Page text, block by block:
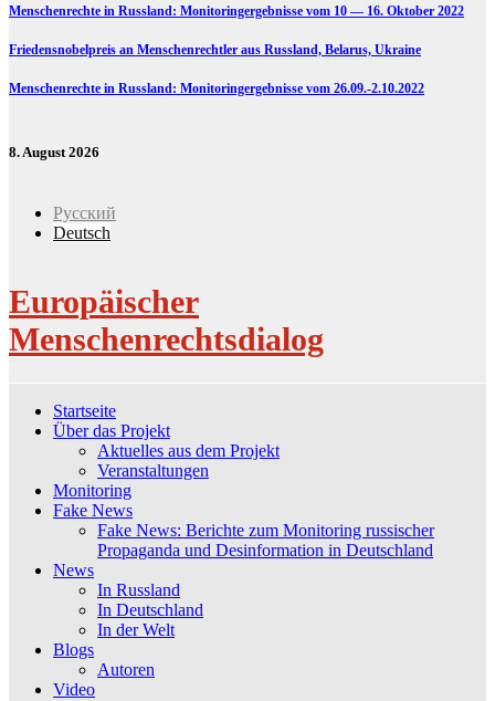
Menschenrechte in Russland: Monitoringergebnisse vom 10 — 16. Oktober 2022
Friedensnobelpreis an Menschenrechtler aus Russland, Belarus, Ukraine
Menschenrechte in Russland: Monitoringergebnisse vom 26.09.-2.10.2022
8. August 2026
Русский
Deutsch
Europäischer
Menschenrechtsdialog
Startseite
Über das Projekt
Aktuelles aus dem Projekt
Veranstaltungen
Monitoring
Fake News
Fake News: Berichte zum Monitoring russischer
Propaganda und Desinformation in Deutschland
News
In Russland
In Deutschland
In der Welt
Blogs
Autoren
Video